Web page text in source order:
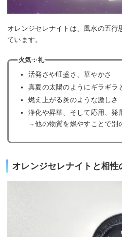
オレンジセレナイトは、風水の五行
ています。
火気：礼
活発さや旺盛さ、華やかさ
真夏の太陽のようにギラギラ
燃え上がる炎のような激しさ
浄化や昇華、そして応用、発
→他の物質を燃やすことで別
オレンジセレナイトと相性